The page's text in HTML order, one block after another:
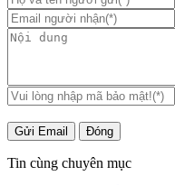
Gửi Email Đóng
Tin cùng chuyên mục